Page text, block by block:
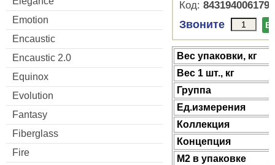
Emotion
Encaustic
Encaustic 2.0
Equinox
Evolution
Fantasy
Fiberglass
Fire
Код: 8431940061790
Звоните В
Веc упаковки, кг
Вес 1 шт., кг
Группа
Ед.измерения
Коллекция
Концепция
М2 в упаковке